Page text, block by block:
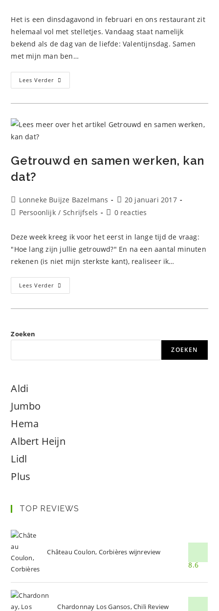
Het is een dinsdagavond in februari en ons restaurant zit
helemaal vol met stelletjes. Vandaag staat namelijk
bekend als de dag van de liefde: Valentijnsdag. Samen
met mijn man ben…
Lees VerderRomantisch
Uit
Getrouwd en samen werken, kan
dat?
Bericht
auteur:
Lonneke Buijze Bazelmans
Bericht
gepubliceerd
20 januari 2017
Berichtcategorie:
Persoonlijk / Schrijfsels
Bericht
0 reacties
Deze week kreeg ik voor het eerst in lange tijd de vraag:
"Hoe lang zijn jullie getrouwd?" En na een aantal minuten
rekenen (is niet mijn sterkste kant), realiseer ik…
Lees VerderGetrouwd
En
Zoeken
ZOEKEN
Aldi
Jumbo
Hema
Albert Heijn
Lidl
Plus
TOP REVIEWS
Château Coulon, Corbières wijnreview
8.6
Chardonnay Los Gansos, Chili Review